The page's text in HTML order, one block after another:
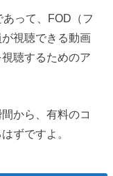
って、FOD（フ
視聴できる動画
聴するためのア
から、有料のコ
ずですよ。